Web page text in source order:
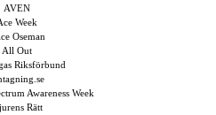
AVEN
Week
Oseman
All Out
Riksförbund
Awareness Week
Rätt